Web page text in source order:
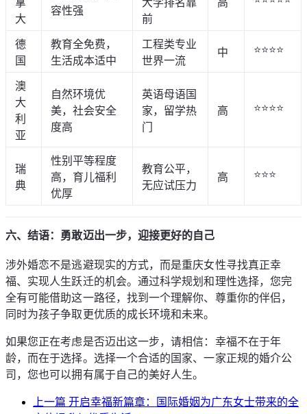
大
容性强
前
德
国
教育全免费，
生活成本适中
工程类专业
世界一流
中 ⭐⭐⭐⭐
澳
大
利
亚
自然环境优
美，社会安全
度高
英语母语国
家，留学热
门
高 ⭐⭐⭐⭐
瑞
典
性别平等程度
高，育儿福利
优厚
教育公平，
无应试压力
高 ⭐⭐⭐
六、结语：勇敢迈出一步，迎接更好的自己
涉外婚恋不是逃避现实的方式，而是重庆女性寻找真正幸
福、实现人生跃迁的机会。通过科学规划和理性选择，您完
全有可能借助这一路径，找到一个理解你、尊重你的伴侣，
同时为孩子争取更优质的成长环境和未来。
如果您正在考虑是否迈出这一步，请相信：幸福不在于年
龄，而在于选择。选择一个合适的国家、一家正规的婚介公
司，您也可以拥有属于自己的美好人生。
上一篇 开启幸福新篇章：国际婚姻为广东女士带来的全